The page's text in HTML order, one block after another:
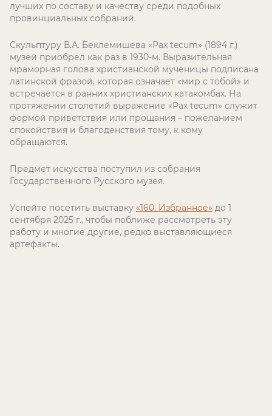
лучших по составу и качеству среди подобных
провинциальных собраний.
Скульптуру В.А. Беклемишева «Pax tecum» (1894 г.)
музей приобрел как раз в 1930-м. Выразительная
мраморная голова христианской мученицы подписана
латинской фразой, которая означает «мир с тобой» и
встречается в ранних христианских катакомбах. На
протяжении столетий выражение «Pax tecum» служит
формой приветствия или прощания – пожеланием
спокойствия и благоденствия тому, к кому
обращаются.
Предмет искусства поступил из собрания
Государственного Русского музея.
Успейте посетить выставку «160. Избранное» до 1
сентября 2025 г., чтобы поближе рассмотреть эту
работу и многие другие, редко выставляющиеся
артефакты.